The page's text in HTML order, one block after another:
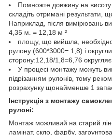
Помножте довжину на висоту
складіть отримані результати,
Наприклад, після вимірювань
4,35 м. = 12,18 м ²
площу, що вийшла,
рулону (600*3000= 1,8) і
сторону:12,18/1,8=6,76
У процесі монтажу можуть
підрізанням рулонів, тому
розрахунку щонайменше 1
Інструкція з монтажу
рулоні:
Монтаж можливий на старий
ламінат, скло, фарбу,